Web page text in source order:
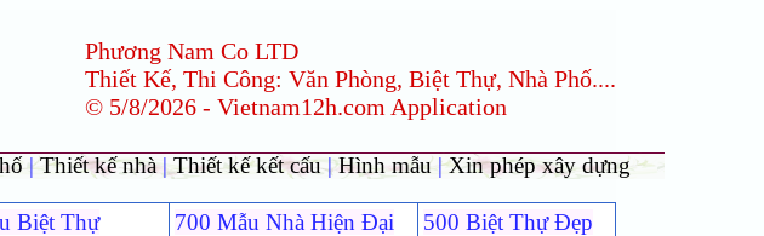
Phương Nam Co LTD
Thiết Kế, Thi Công: Văn Phòng, Biệt Thự, Nhà Phố....
© 5/8/2026 - Vietnam12h.com Application
|Thiết kế nhà|Thiết kế kết cấu|Hình mẫu|Xin phép xây dựng
Biệt Thự 700 Mẫu Nhà Hiện Đại
500 Biệt Thự Đẹp